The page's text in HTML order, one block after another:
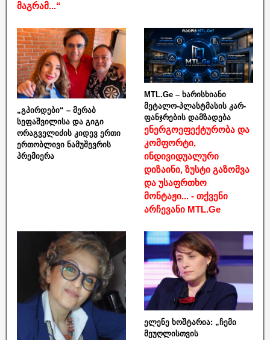
მაგრამ...“
„გპირდები“ – მერაბ
სეფაშვილისა და გიგი
ორაგველიძის კიდევ ერთი
ერთობლივი ნამუშევრის
პრემიერა
MTL.Ge – ხარისხიანი
მეტალო-პლასტმასის კარ-
ფანჯრების დამზადება
ენერგოეფექტურობა და
კომფორტი,
ინდივიდუალური
დიზაინი, ზუსტი გაზომვა
და უსაფრთხო
მონტაჟი... - თქვენი
არჩევანი MTL.Ge
ელენე ხოშტარია: „ჩემი
მეუღლისთვის